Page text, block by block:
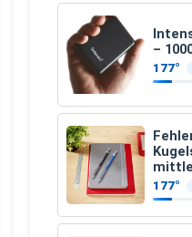
–
177°
177°